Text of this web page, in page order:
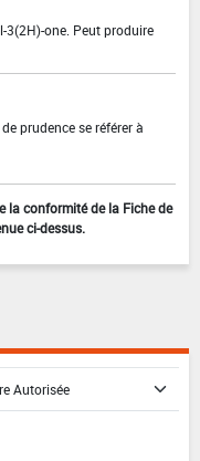
3(2H)-one. Peut produire
prudence se référer à
la conformité de la Fiche de
ci-dessus.